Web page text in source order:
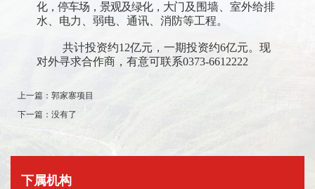
化，停车场，景观及绿化，大门及围墙、室外给排
水、电力、弱电、通讯、消防等工程。
共计投资约12亿元，一期投资约6亿元。现
对外寻求合作商，有意可联系0373-6612222
上一篇： 郭家寨项目
下一篇： 没有了
下属机构